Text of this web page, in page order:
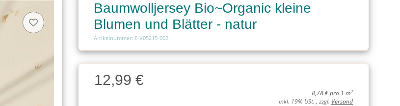
Baumwolljersey Bio~Organic kleine
Blumen und Blätter - natur
Artikelnummer: E-V05215-002
Charge
Charge12,99 €
8,78 € pro 1 m2
inkl. 19% USt. , zzgl. Versand